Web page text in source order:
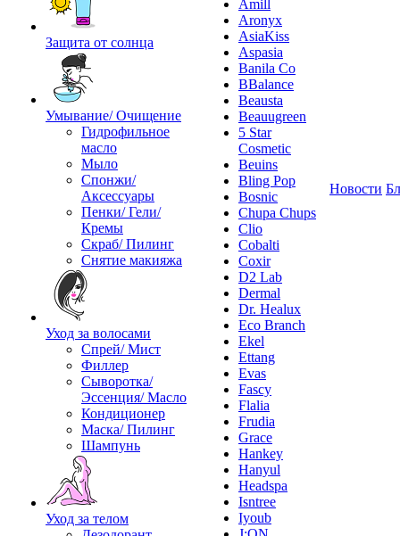
Защита от солнца
Умывание/ Очищение
Гидрофильное
масло
Мыло
Спонжи/
Аксессуары
Пенки/ Гели/
Кремы
Скраб/ Пилинг
Снятие макияжа
Уход за волосами
Спрей/ Мист
Филлер
Сыворотка/
Эссенция/ Масло
Кондиционер
Маска/ Пилинг
Шампунь
Уход за телом
Amill
Aronyx
AsiaKiss
Aspasia
Banila Co
BBalance
Beausta
Beauugreen
5 Star
Cosmetic
Beuins
Bling Pop
Bosnic
Chupa Chups
Clio
Cobalti
Coxir
D2 Lab
Dermal
Dr. Healux
Eco Branch
Ekel
Ettang
Evas
Fascy
Flalia
Frudia
Grace
Hankey
Hanyul
Headspa
Isntree
Iyoub
Новости